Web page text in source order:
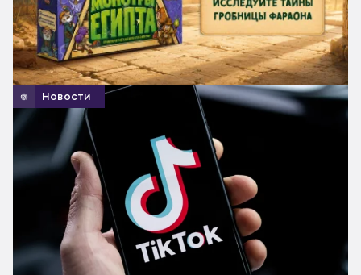
Новости